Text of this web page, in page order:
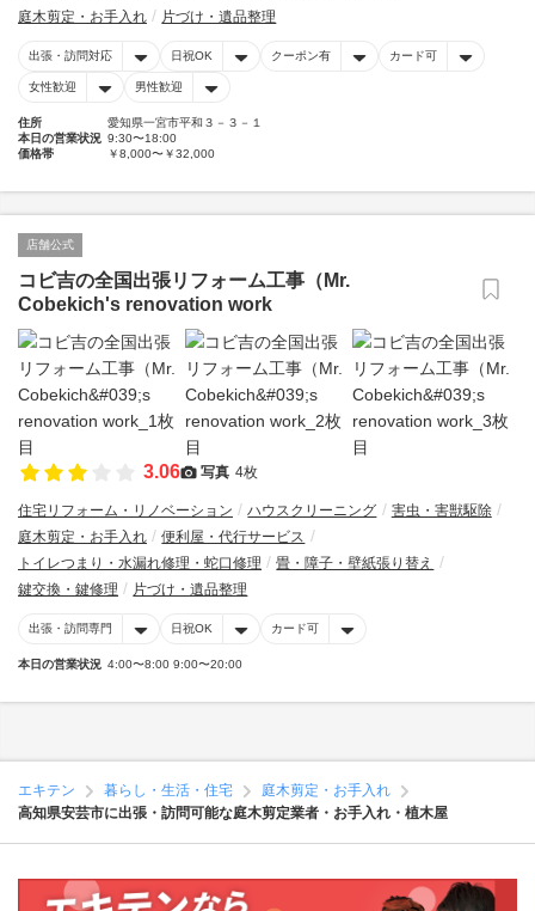
庭木剪定・お手入れ
片づけ・遺品整理
出張・訪問対応 日祝OK クーポン有 カード可
女性歓迎 男性歓迎
住所
愛知県一宮市平和３－３－１
本日の営業状況 9:30〜18:00
価格帯
￥8,000〜￥32,000
店舗公式
コビ吉の全国出張リフォーム工事（Mr.
Cobekich's renovation work
3.06 写真 4枚
住宅リフォーム・リノベーション ハウスクリーニング
害虫・害獣駆除
庭木剪定・お手入れ
便利屋・代行サービス
トイレつまり・水漏れ修理・蛇口修理
畳・障子・壁紙張り替え
鍵交換・鍵修理
片づけ・遺品整理
出張・訪問専門 日祝OK カード可
本日の営業状況 4:00〜8:00 9:00〜20:00
エキテン 暮らし・生活・住宅
庭木剪定・お手入れ
高知県安芸市に出張・訪問可能な庭木剪定業者・お手入れ・植木屋